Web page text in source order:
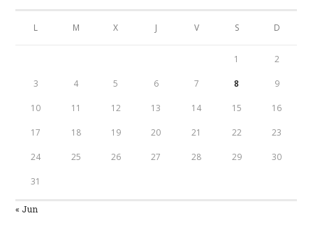
L M X J V S D
1 2
3 4 5 6 7 8 9
10 11 12 13 14 15 16
17 18 19 20 21 22 23
24 25 26 27 28 29 30
31
« Jun